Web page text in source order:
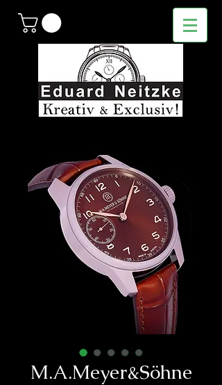
M.A.Meyer&Söhne